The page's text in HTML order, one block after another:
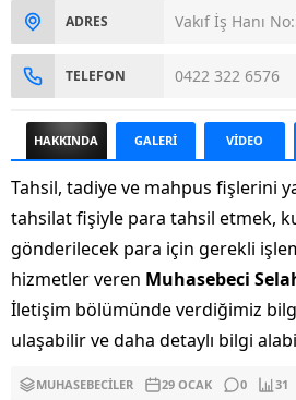
ADRES Vakıf İş Hanı
TELEFON 0422 322 6576
HAKKINDA GALERİ VİDEO
Tahsil, tadiye ve mahpus fişlerini
tahsilat fişiyle para tahsil etmek,
gönderilecek para için gerekli
hizmetler veren Muhasebeci
İletişim bölümünde verdiğimiz
ulaşabilir ve daha detaylı bilgi
MUHASEBECILER 29 OCAK 0 31